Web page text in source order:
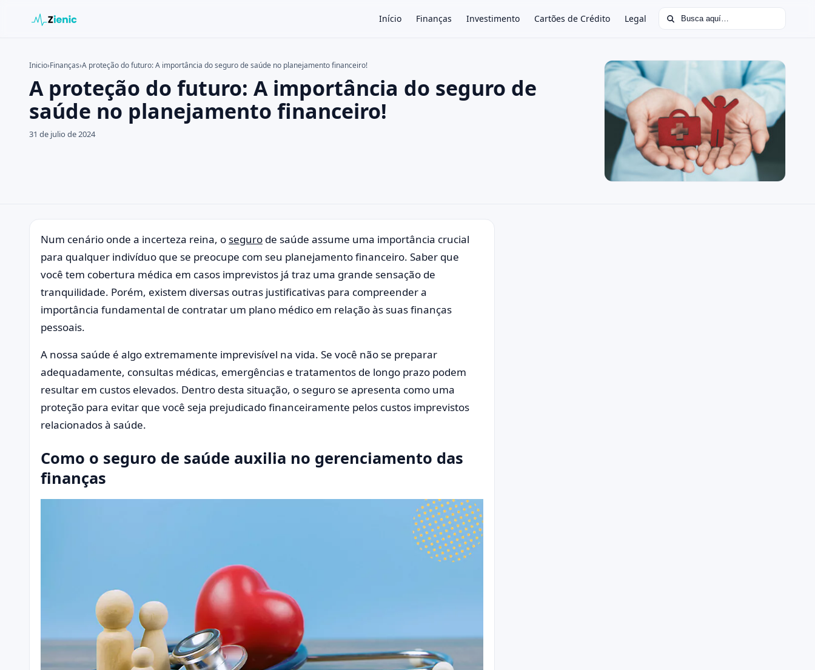
Início Finanças Investimento Cartões de Crédito Legal Buscar:
Buscar en el sitio ×
Buscar:
Pulsa Enter para buscar o ESC para cerrar.
Inicio›Finanças›A proteção do futuro: A importância do seguro de saúde no planejamento financeiro!
A proteção do futuro: A importância do seguro de
saúde no planejamento financeiro!
31 de julio de 2024
Num cenário onde a incerteza reina, o seguro de saúde assume uma importância crucial
para qualquer indivíduo que se preocupe com seu planejamento financeiro. Saber que
você tem cobertura médica em casos imprevistos já traz uma grande sensação de
tranquilidade. Porém, existem diversas outras justificativas para compreender a
importância fundamental de contratar um plano médico em relação às suas finanças
pessoais.
A nossa saúde é algo extremamente imprevisível na vida. Se você não se preparar
adequadamente, consultas médicas, emergências e tratamentos de longo prazo podem
resultar em custos elevados. Dentro desta situação, o seguro se apresenta como uma
proteção para evitar que você seja prejudicado financeiramente pelos custos imprevistos
relacionados à saúde.
Como o seguro de saúde auxilia no gerenciamento das
finanças